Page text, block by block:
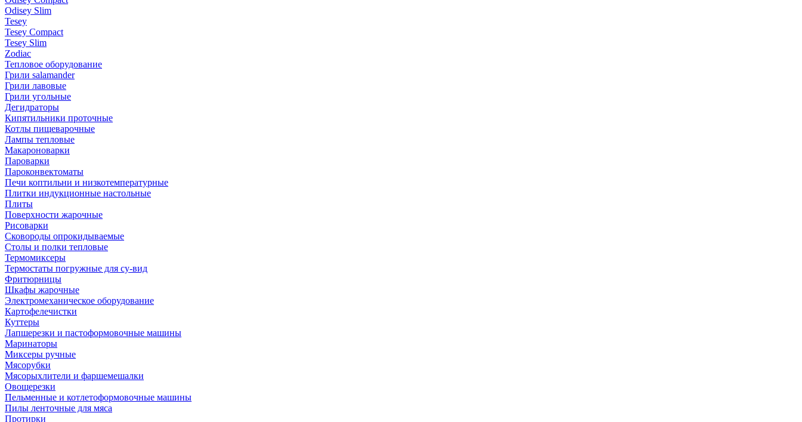
Odisey Slim
Tesey
Tesey Compact
Tesey Slim
Zodiac
Тепловое оборудование
Грили salamander
Грили лавовые
Грили угольные
Дегидраторы
Кипятильники проточные
Котлы пищеварочные
Лампы тепловые
Макароноварки
Пароварки
Пароконвектоматы
Печи коптильни и низкотемпературные
Плитки индукционные настольные
Плиты
Поверхности жарочные
Рисоварки
Сковороды опрокидываемые
Столы и полки тепловые
Термомиксеры
Термостаты погружные для су-вид
Фритюрницы
Шкафы жарочные
Электромеханическое оборудование
Картофелечистки
Куттеры
Лапшерезки и пастоформовочные машины
Маринаторы
Миксеры ручные
Мясорубки
Мясорыхлители и фаршемешалки
Овощерезки
Пельменные и котлетоформовочные машины
Пилы ленточные для мяса
Протирки